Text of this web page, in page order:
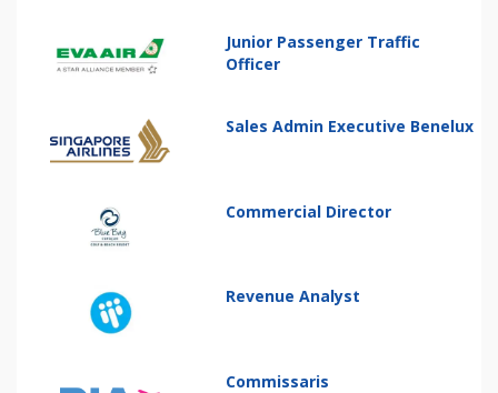
Junior Passenger Traffic
Officer
Sales Admin Executive Benelux
Commercial Director
Revenue Analyst
Commissaris